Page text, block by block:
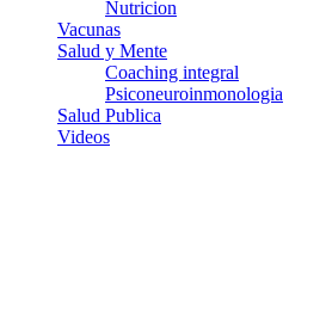
Nutricion
Vacunas
Salud y Mente
Coaching integral
Psiconeuroinmonologia
Salud Publica
Videos